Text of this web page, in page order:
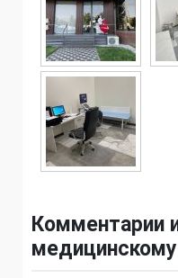
Комментарии